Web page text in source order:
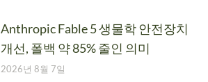
Anthropic Fable 5 생물학 안전장치
개선, 폴백 약 85% 줄인 의미
2026년 8월 7일